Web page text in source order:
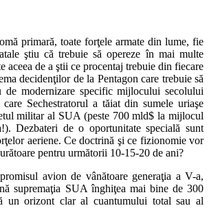
primară, toate forţele armate din lume, fie
ştiu că trebuie să opereze în mai multe
aceea de a ştii ce procentaj trebuie din fiecare
decidenţilor de la Pentagon care trebuie să
de modernizare specific mijlocului secolului
Sechestratorul a tăiat din sumele uriaşe
militar al SUA (peste 700 mld$ la mijlocul
Dezbateri de o oportunitate specială sunt
aeriene. Ce doctrină şi ce fizionomie vor
pentru următorii 10-15-20 de ani?
avion de vânătoare generaţia a V-a,
supremaţia SUA înghiţea mai bine de 300
un orizont clar al cuantumului total sau al